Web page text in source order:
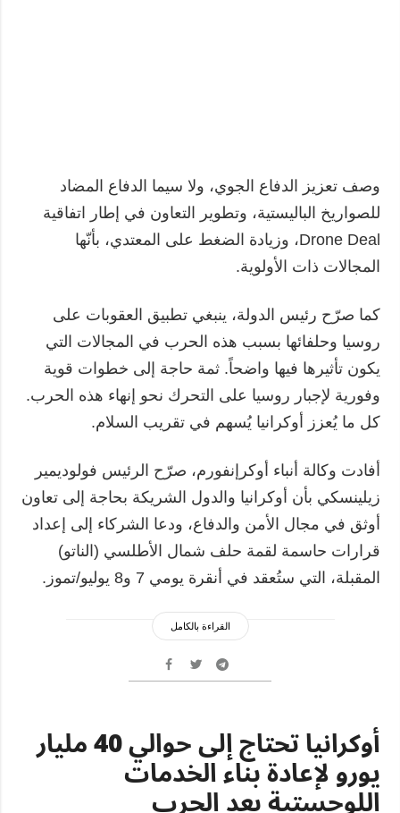
وصف تعزيز الدفاع الجوي، ولا سيما الدفاع المضاد
للصواريخ الباليستية، وتطوير التعاون في إطار اتفاقية
Drone Deal، وزيادة الضغط على المعتدي، بأنّها
المجالات ذات الأولوية.
كما صرّح رئيس الدولة، ينبغي تطبيق العقوبات على
روسيا وحلفائها بسبب هذه الحرب في المجالات التي
يكون تأثيرها فيها واضحاً. ثمة حاجة إلى خطوات قوية
وفورية لإجبار روسيا على التحرك نحو إنهاء هذه الحرب.
كل ما يُعزز أوكرانيا يُسهم في تقريب السلام.
أفادت وكالة أنباء أوكرإنفورم، صرّح الرئيس فولوديمير
زيلينسكي بأن أوكرانيا والدول الشريكة بحاجة إلى تعاون
أوثق في مجال الأمن والدفاع، ودعا الشركاء إلى إعداد
قرارات حاسمة لقمة حلف شمال الأطلسي (الناتو)
المقبلة، التي ستُعقد في أنقرة يومي 7 و8 يوليو/تموز.
القراءة بالكامل
أوكرانيا تحتاج إلى حوالي 40 مليار
يورو لإعادة بناء الخدمات
اللوجستية بعد الحرب